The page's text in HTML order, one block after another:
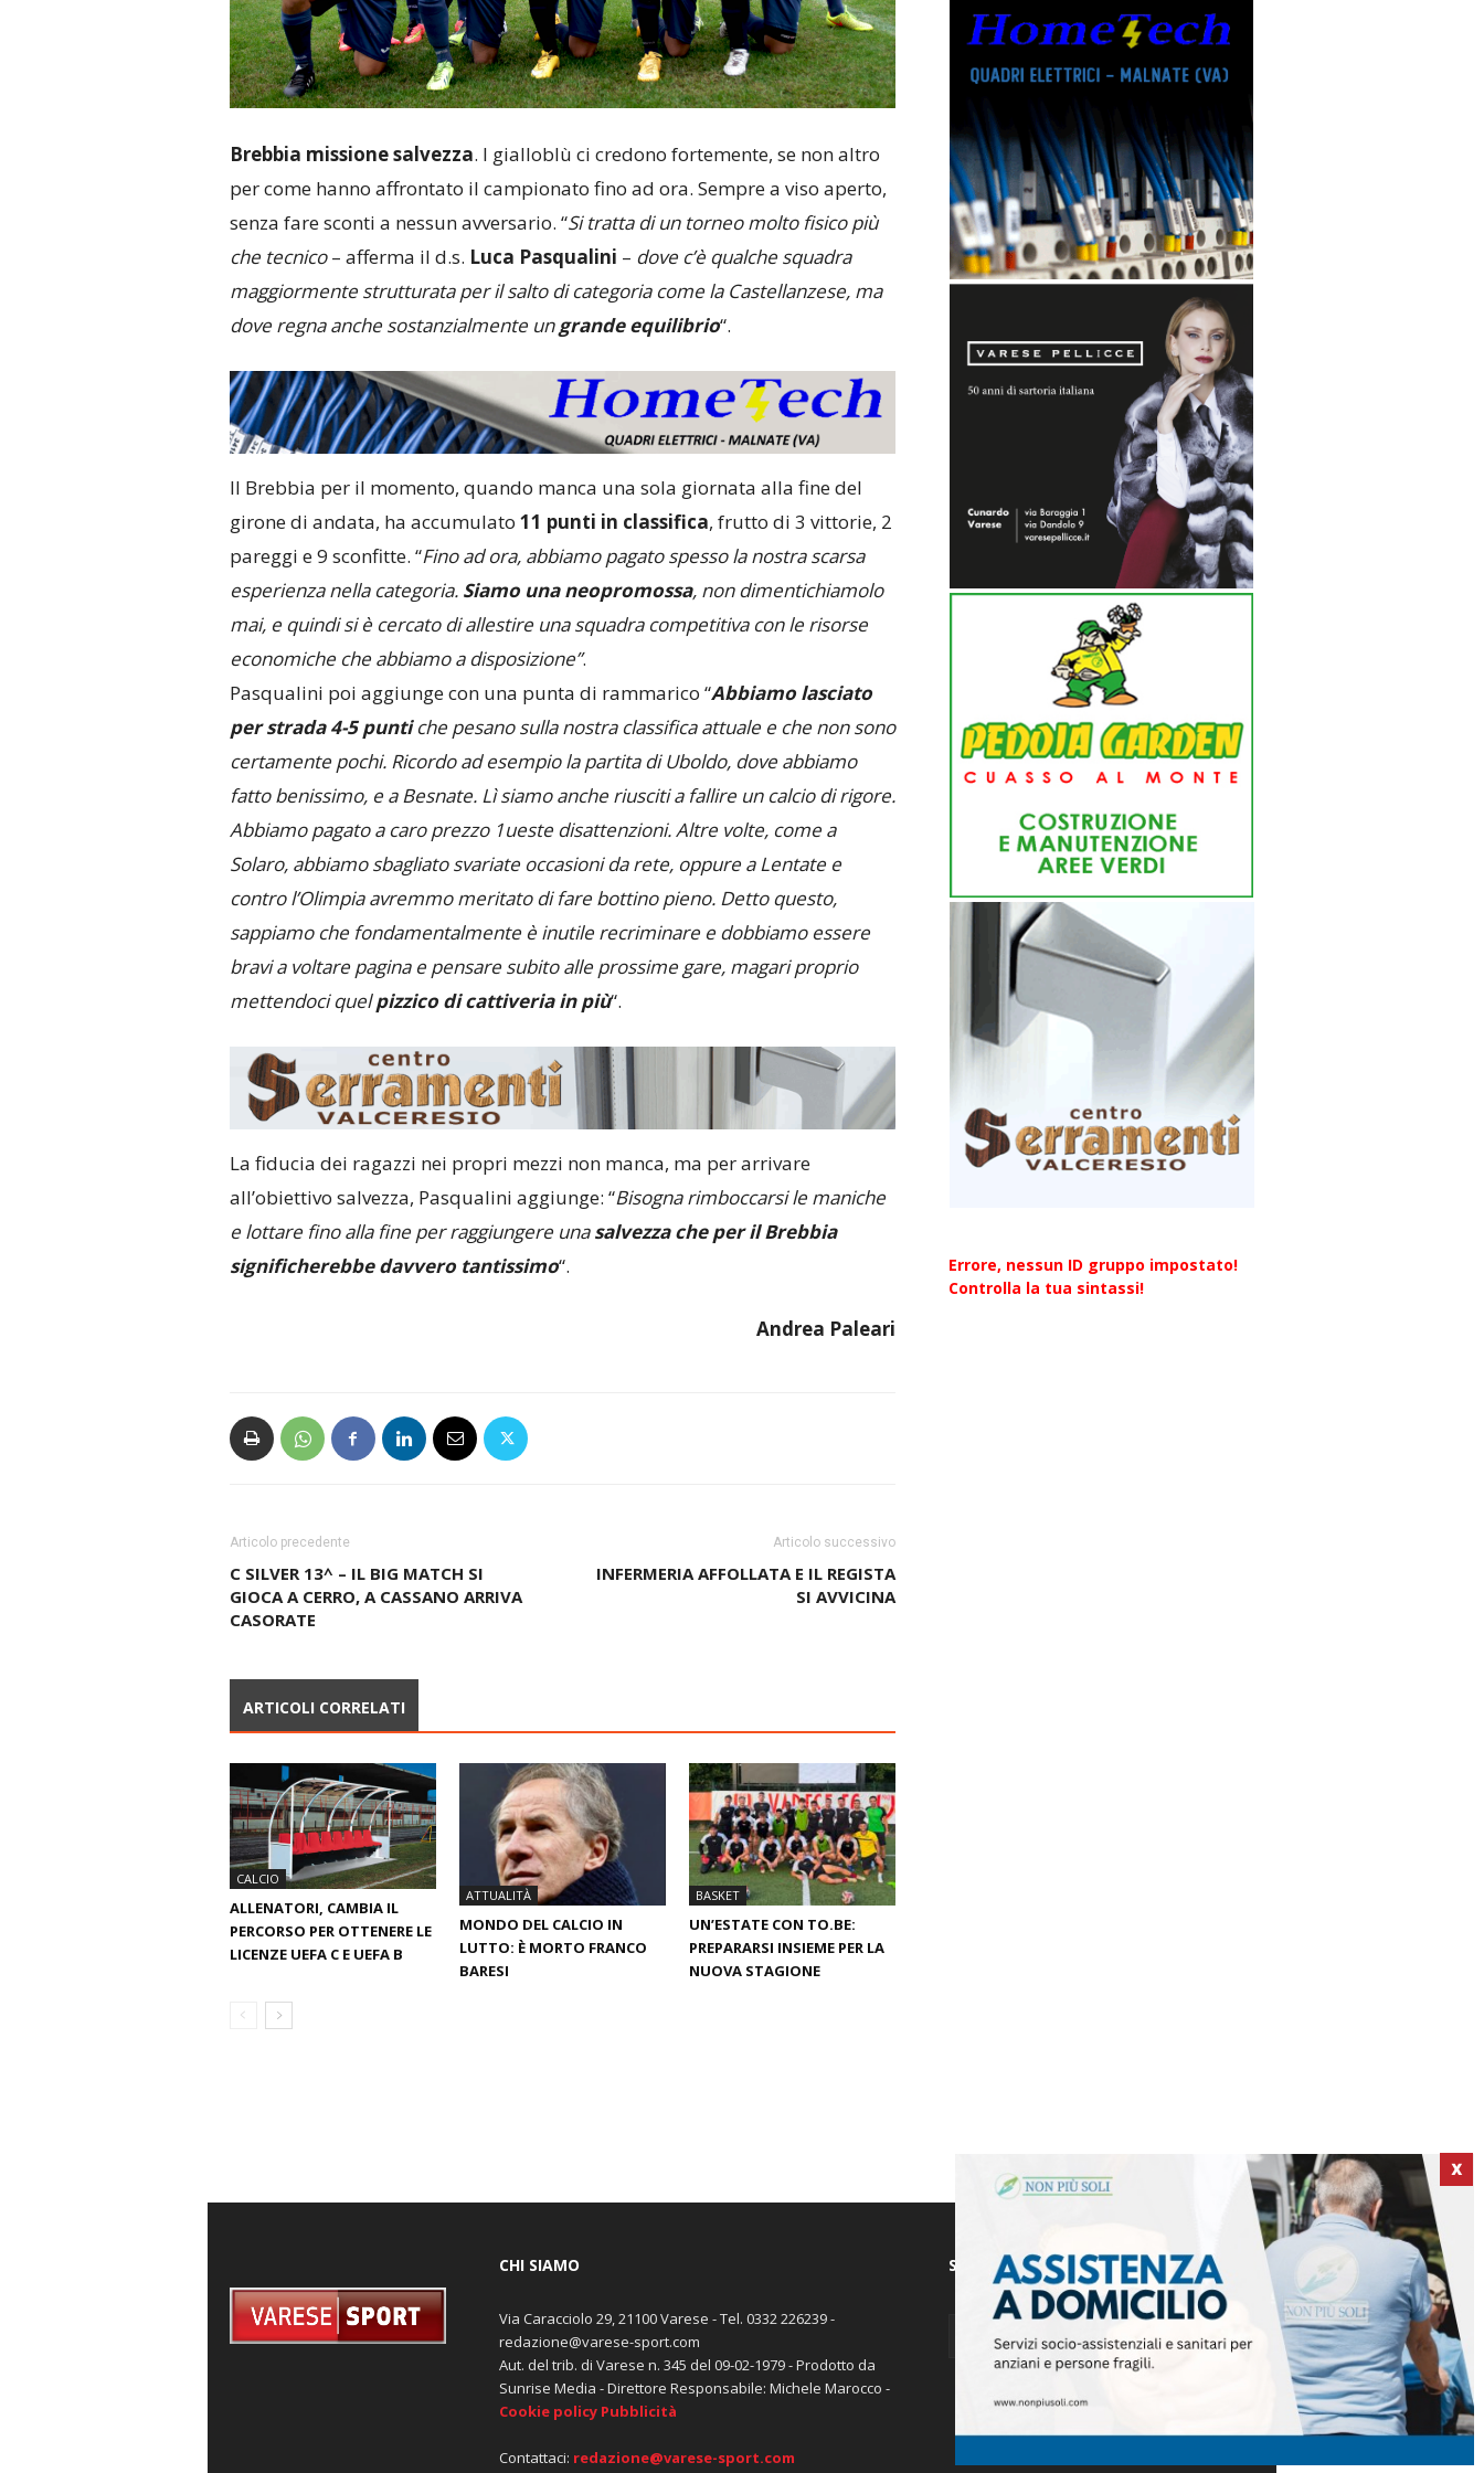
Brebbia missione salvezza. I gialloblù ci credono fortemente, se non altro
per come hanno affrontato il campionato fino ad ora. Sempre a viso aperto,
senza fare sconti a nessun avversario. “Si tratta di un torneo molto fisico più
che tecnico– afferma il d.s. Luca Pasqualini – dove c’è qualche squadra
maggiormente strutturata per il salto di categoria come la Castellanzese, ma
dove regna anche sostanzialmente ungrande equilibrio“.
Il Brebbia per il momento, quando manca una sola giornata alla fine del
girone di andata, ha accumulato 11 punti in classifica, frutto di 3 vittorie, 2
pareggi e 9 sconfitte. “Fino ad ora, abbiamo pagato spesso la nostra scarsa
esperienza nella categoria. Siamo una neopromossa, non dimentichiamolo
mai, e quindi si è cercato di allestire una squadra competitiva con le risorse
economiche che abbiamo a disposizione”.
Pasqualini poi aggiunge con una punta di rammarico “Abbiamo lasciato
per strada 4-5 puntiche pesano sulla nostra classifica attuale e che non sono
certamente pochi. Ricordo ad esempio la partita di Uboldo, dove abbiamo
fatto benissimo, e a Besnate. Lì siamo anche riusciti a fallire un calcio di rigore.
Abbiamo pagato a caro prezzo 1ueste disattenzioni. Altre volte, come a
Solaro, abbiamo sbagliato svariate occasioni da rete, oppure a Lentate e
contro l’Olimpia avremmo meritato di fare bottino pieno. Detto questo,
sappiamo che fondamentalmente è inutile recriminare e dobbiamo essere
bravi a voltare pagina e pensare subito alle prossime gare, magari proprio
mettendoci quelpizzico di cattiveria in più“.
La fiducia dei ragazzi nei propri mezzi non manca, ma per arrivare
all’obiettivo salvezza, Pasqualini aggiunge: “Bisogna rimboccarsi le maniche
e lottare fino alla fine per raggiungere unasalvezza che per il Brebbia
significherebbe davvero tantissimo“.
Andrea Paleari
Articolo precedente
C SILVER 13^ – IL BIG MATCH SI
GIOCA A CERRO, A CASSANO ARRIVA
CASORATE
Articolo successivo
INFERMERIA AFFOLLATA E IL REGISTA
SI AVVICINA
ARTICOLI CORRELATI
CALCIO
ALLENATORI, CAMBIA IL
PERCORSO PER OTTENERE LE
LICENZE UEFA C E UEFA B
ATTUALITÀ
MONDO DEL CALCIO IN
LUTTO: È MORTO FRANCO
BARESI
BASKET
UN’ESTATE CON TO.BE:
PREPARARSI INSIEME PER LA
NUOVA STAGIONE
Errore, nessun ID gruppo impostato!
Controlla la tua sintassi!
X
CHI SIAMO
Via Caracciolo 29, 21100 Varese - Tel. 0332 226239 -
redazione@varese-sport.com
Aut. del trib. di Varese n. 345 del 09-02-1979 - Prodotto da
Sunrise Media - Direttore Responsabile: Michele Marocco -
Cookie policy Pubblicità
Contattaci: redazione@varese-sport.com
SEGUICI